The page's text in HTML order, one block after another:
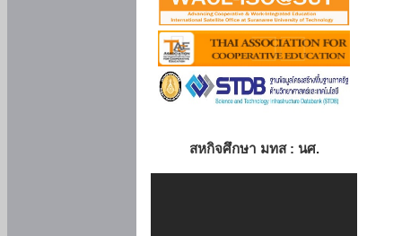
สหกิจศึกษา มทส : นศ.